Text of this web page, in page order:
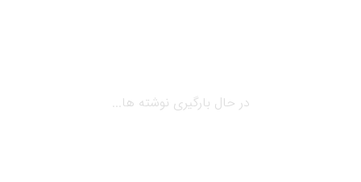
در حال بارگیری نوشته ها...